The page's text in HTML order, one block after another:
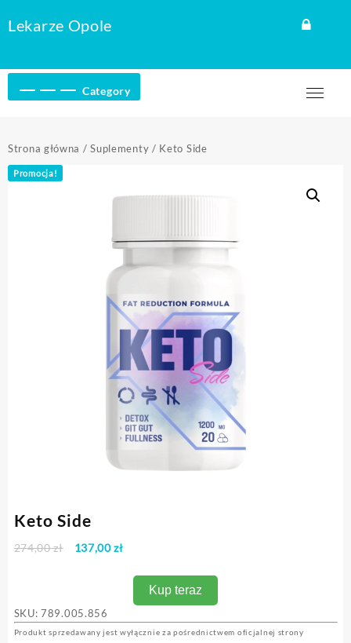
toLekarze Opole
Category
Strona główna /Suplementy / Keto Side
Promocja!
Keto Side
274,00zł
Pierwotna
137,00złAktualna
wynosi:
137,00 zł.Kup teraz
SKU: 789.005.856
Produkt sprzedawany jest wyłącznie za pośrednictwem oficjalnej strony